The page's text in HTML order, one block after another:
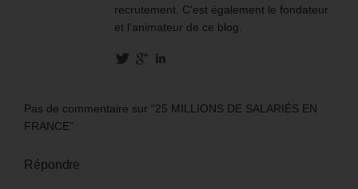
recrutement. C'est également le fondateur
et l'animateur de ce blog.
Pas de commentaire sur “25 MILLIONS DE SALARIÉS EN
FRANCE”
Répondre